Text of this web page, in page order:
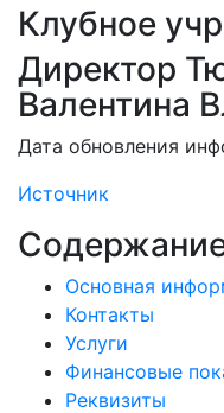
Клубное
Директор
Валентина
Дата обновления
Источник
Основная
Контакты
Услуги
Финансовые
Реквизиты